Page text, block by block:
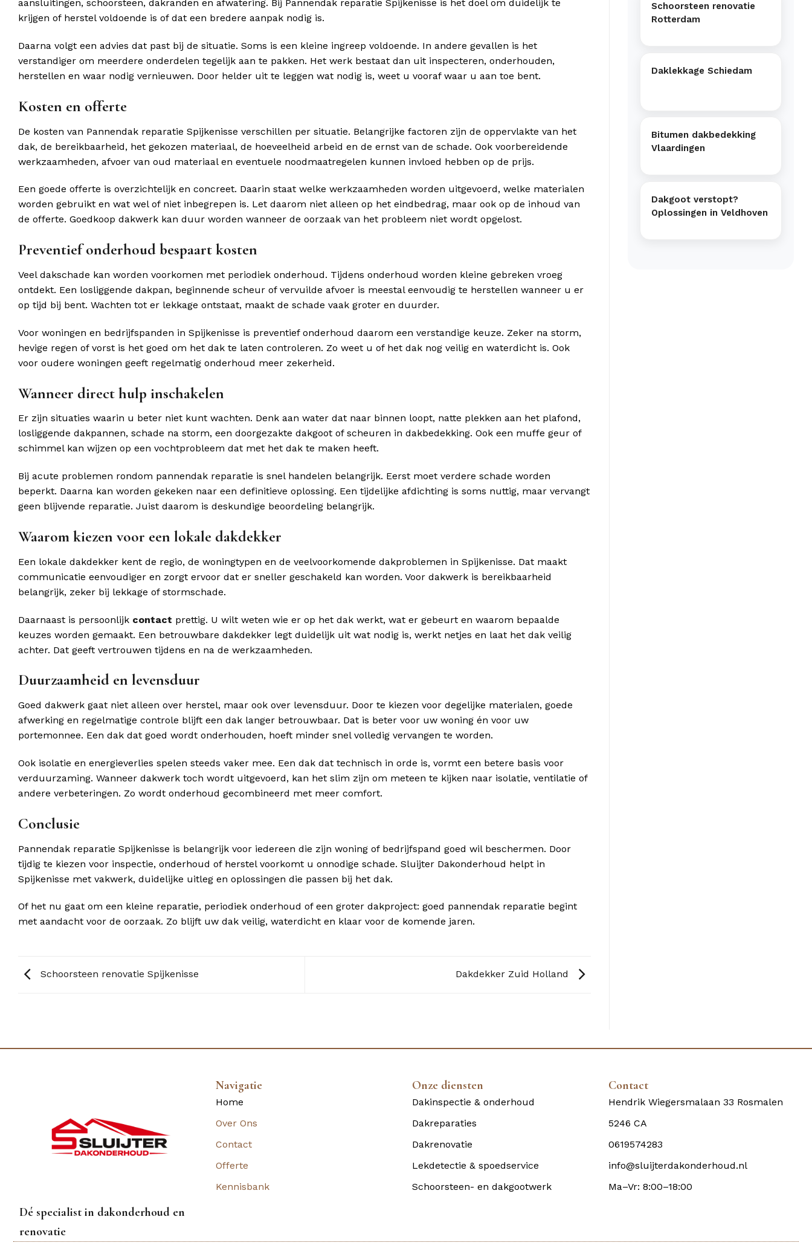
aansluitingen, schoorsteen, dakranden en afwatering. Bij Pannendak reparatie Spijkenisse is het doel om duidelijk te
krijgen of herstel voldoende is of dat een bredere aanpak nodig is.
Daarna volgt een advies dat past bij de situatie. Soms is een kleine ingreep voldoende. In andere gevallen is het
verstandiger om meerdere onderdelen tegelijk aan te pakken. Het werk bestaat dan uit inspecteren, onderhouden,
herstellen en waar nodig vernieuwen. Door helder uit te leggen wat nodig is, weet u vooraf waar u aan toe bent.
Kosten en offerte
De kosten van Pannendak reparatie Spijkenisse verschillen per situatie. Belangrijke factoren zijn de oppervlakte van het
dak, de bereikbaarheid, het gekozen materiaal, de hoeveelheid arbeid en de ernst van de schade. Ook voorbereidende
werkzaamheden, afvoer van oud materiaal en eventuele noodmaatregelen kunnen invloed hebben op de prijs.
Een goede offerte is overzichtelijk en concreet. Daarin staat welke werkzaamheden worden uitgevoerd, welke materialen
worden gebruikt en wat wel of niet inbegrepen is. Let daarom niet alleen op het eindbedrag, maar ook op de inhoud van
de offerte. Goedkoop dakwerk kan duur worden wanneer de oorzaak van het probleem niet wordt opgelost.
Preventief onderhoud bespaart kosten
Veel dakschade kan worden voorkomen met periodiek onderhoud. Tijdens onderhoud worden kleine gebreken vroeg
ontdekt. Een losliggende dakpan, beginnende scheur of vervuilde afvoer is meestal eenvoudig te herstellen wanneer u er
op tijd bij bent. Wachten tot er lekkage ontstaat, maakt de schade vaak groter en duurder.
Voor woningen en bedrijfspanden in Spijkenisse is preventief onderhoud daarom een verstandige keuze. Zeker na storm,
hevige regen of vorst is het goed om het dak te laten controleren. Zo weet u of het dak nog veilig en waterdicht is. Ook
voor oudere woningen geeft regelmatig onderhoud meer zekerheid.
Wanneer direct hulp inschakelen
Er zijn situaties waarin u beter niet kunt wachten. Denk aan water dat naar binnen loopt, natte plekken aan het plafond,
losliggende dakpannen, schade na storm, een doorgezakte dakgoot of scheuren in dakbedekking. Ook een muffe geur of
schimmel kan wijzen op een vochtprobleem dat met het dak te maken heeft.
Bij acute problemen rondom pannendak reparatie is snel handelen belangrijk. Eerst moet verdere schade worden
beperkt. Daarna kan worden gekeken naar een definitieve oplossing. Een tijdelijke afdichting is soms nuttig, maar vervangt
geen blijvende reparatie. Juist daarom is deskundige beoordeling belangrijk.
Waarom kiezen voor een lokale dakdekker
Een lokale dakdekker kent de regio, de woningtypen en de veelvoorkomende dakproblemen in Spijkenisse. Dat maakt
communicatie eenvoudiger en zorgt ervoor dat er sneller geschakeld kan worden. Voor dakwerk is bereikbaarheid
belangrijk, zeker bij lekkage of stormschade.
Daarnaast is persoonlijk contact prettig. U wilt weten wie er op het dak werkt, wat er gebeurt en waarom bepaalde
keuzes worden gemaakt. Een betrouwbare dakdekker legt duidelijk uit wat nodig is, werkt netjes en laat het dak veilig
achter. Dat geeft vertrouwen tijdens en na de werkzaamheden.
Duurzaamheid en levensduur
Goed dakwerk gaat niet alleen over herstel, maar ook over levensduur. Door te kiezen voor degelijke materialen, goede
afwerking en regelmatige controle blijft een dak langer betrouwbaar. Dat is beter voor uw woning én voor uw
portemonnee. Een dak dat goed wordt onderhouden, hoeft minder snel volledig vervangen te worden.
Ook isolatie en energieverlies spelen steeds vaker mee. Een dak dat technisch in orde is, vormt een betere basis voor
verduurzaming. Wanneer dakwerk toch wordt uitgevoerd, kan het slim zijn om meteen te kijken naar isolatie, ventilatie of
andere verbeteringen. Zo wordt onderhoud gecombineerd met meer comfort.
Conclusie
Pannendak reparatie Spijkenisse is belangrijk voor iedereen die zijn woning of bedrijfspand goed wil beschermen. Door
tijdig te kiezen voor inspectie, onderhoud of herstel voorkomt u onnodige schade. Sluijter Dakonderhoud helpt in
Spijkenisse met vakwerk, duidelijke uitleg en oplossingen die passen bij het dak.
Of het nu gaat om een kleine reparatie, periodiek onderhoud of een groter dakproject: goed pannendak reparatie begint
met aandacht voor de oorzaak. Zo blijft uw dak veilig, waterdicht en klaar voor de komende jaren.
Schoorsteen renovatie Spijkenisse Dakdekker Zuid Holland
Schoorsteen renovatie
Rotterdam
Daklekkage Schiedam
Bitumen dakbedekking
Vlaardingen
Dakgoot verstopt?
Oplossingen in Veldhoven
Dé specialist in dakonderhoud en
renovatie
Navigatie
Home
Over Ons
Contact
Offerte
Kennisbank
Onze diensten
Dakinspectie & onderhoud
Dakreparaties
Dakrenovatie
Lekdetectie & spoedservice
Schoorsteen- en dakgootwerk
Contact
Hendrik Wiegersmalaan 33 Rosmalen
5246 CA
0619574283
info@sluijterdakonderhoud.nl
Ma–Vr: 8:00–18:00